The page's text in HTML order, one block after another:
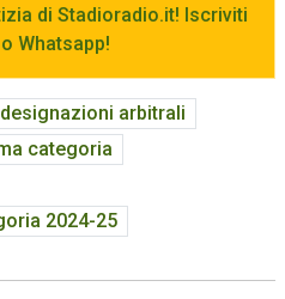
di Stadioradio.it! Iscriviti
Whatsapp!
designazioni arbitrali
categoria
2024-25